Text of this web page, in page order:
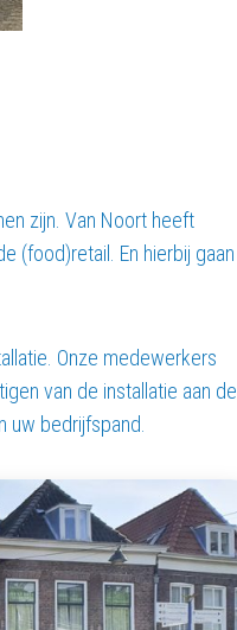
zijn. Van Noort heeft
(food)retail. En hierbij gaan
Onze medewerkers
van de installatie aan de
uw bedrijfspand.